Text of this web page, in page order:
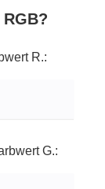
R.:
G.: